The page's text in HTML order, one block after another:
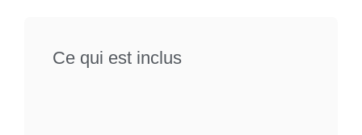
Ce qui est inclus